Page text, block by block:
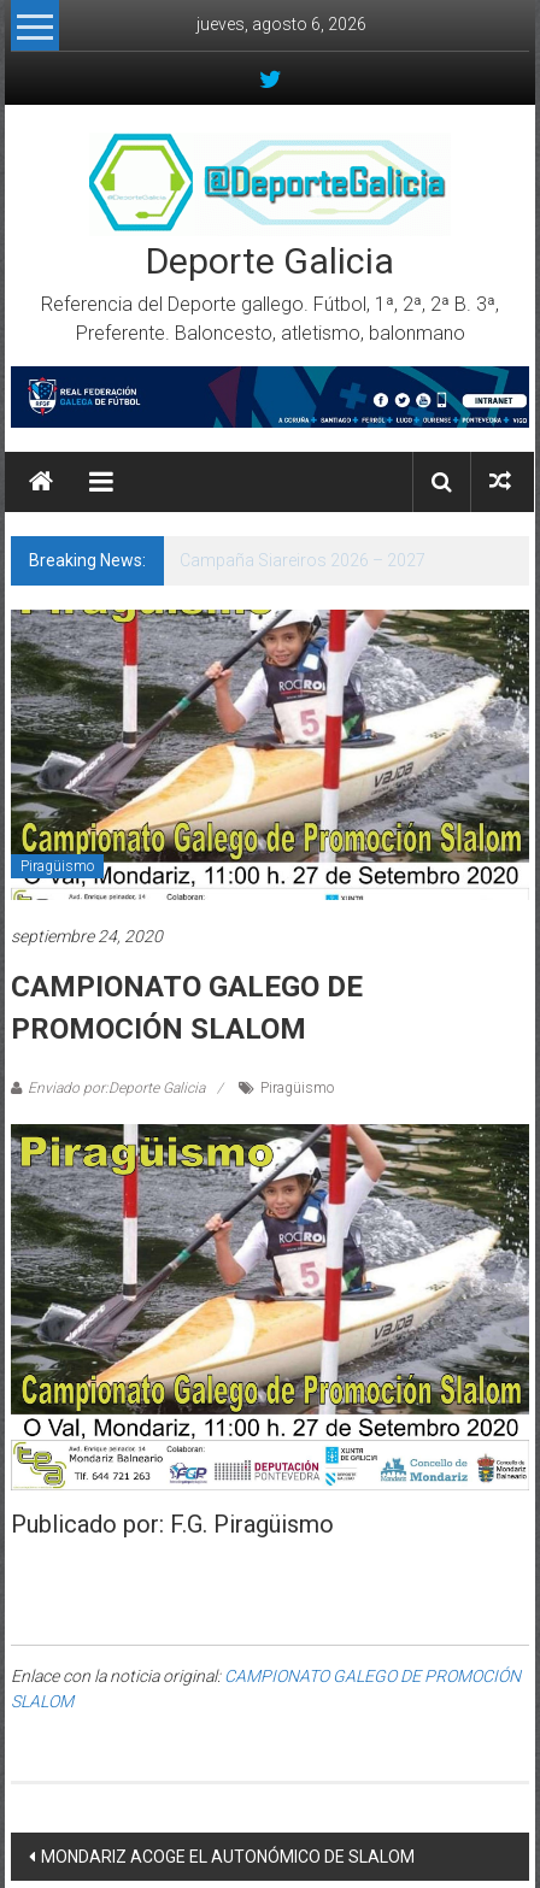
Skip to content
jueves, agosto 6, 2026
Deporte Galicia
Referencia del Deporte gallego. Fútbol, 1ª, 2ª, 2ª B. 3ª,
Preferente. Baloncesto, atletismo, balonmano
Breaking News:
Subcampión de España: o balonmán praia
Piragüismo
septiembre 24, 2020
CAMPIONATO GALEGO DE
PROMOCIÓN SLALOM
Enviado por:Deporte Galicia Piragüismo
Publicado por: F.G. Piragüismo
Enlace con la noticia original:
CAMPIONATO GALEGO DE PROMOCIÓN
SLALOM
Post navigation